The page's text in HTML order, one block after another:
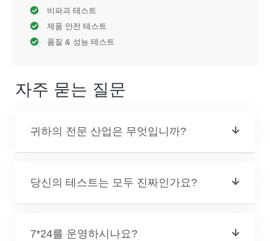
비파괴 테스트
제품 안전 테스트
품질 & 성능 테스트
자주 묻는 질문
귀하의 전문 산업은 무엇입니까?
당신의 테스트는 모두 진짜인가요?
7*24를 운영하시나요?